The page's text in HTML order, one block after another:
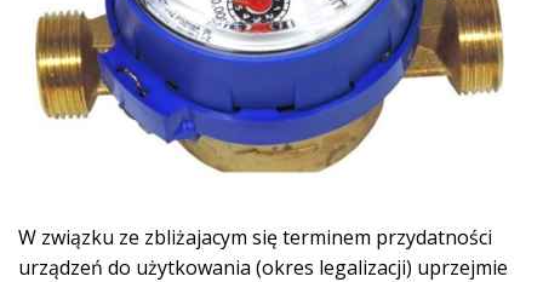
W związku ze zbliżajacym się terminem przydatności
urządzeń do użytkowania (okres legalizacji) uprzejmie